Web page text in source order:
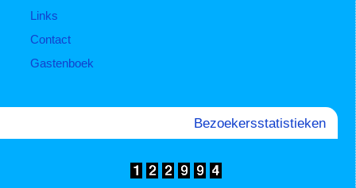
Links
Contact
Gastenboek
Bezoekersstatistieken